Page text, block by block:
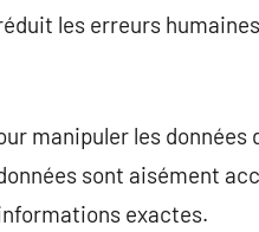
les erreurs
manipuler les
sont aisément
exactes.